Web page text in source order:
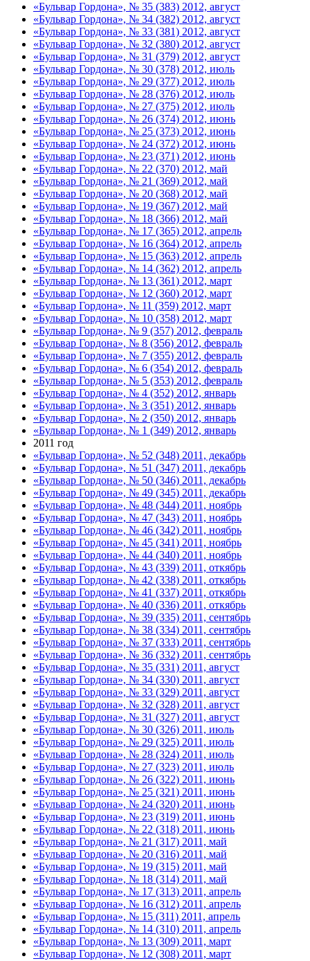
«Бульвар Гордона», № 35 (383) 2012, август
«Бульвар Гордона», № 34 (382) 2012, август
«Бульвар Гордона», № 33 (381) 2012, август
«Бульвар Гордона», № 32 (380) 2012, август
«Бульвар Гордона», № 31 (379) 2012, август
«Бульвар Гордона», № 30 (378) 2012, июль
«Бульвар Гордона», № 29 (377) 2012, июль
«Бульвар Гордона», № 28 (376) 2012, июль
«Бульвар Гордона», № 27 (375) 2012, июль
«Бульвар Гордона», № 26 (374) 2012, июнь
«Бульвар Гордона», № 25 (373) 2012, июнь
«Бульвар Гордона», № 24 (372) 2012, июнь
«Бульвар Гордона», № 23 (371) 2012, июнь
«Бульвар Гордона», № 22 (370) 2012, май
«Бульвар Гордона», № 21 (369) 2012, май
«Бульвар Гордона», № 20 (368) 2012, май
«Бульвар Гордона», № 19 (367) 2012, май
«Бульвар Гордона», № 18 (366) 2012, май
«Бульвар Гордона», № 17 (365) 2012, апрель
«Бульвар Гордона», № 16 (364) 2012, апрель
«Бульвар Гордона», № 15 (363) 2012, апрель
«Бульвар Гордона», № 14 (362) 2012, апрель
«Бульвар Гордона», № 13 (361) 2012, март
«Бульвар Гордона», № 12 (360) 2012, март
«Бульвар Гордона», № 11 (359) 2012, март
«Бульвар Гордона», № 10 (358) 2012, март
«Бульвар Гордона», № 9 (357) 2012, февраль
«Бульвар Гордона», № 8 (356) 2012, февраль
«Бульвар Гордона», № 7 (355) 2012, февраль
«Бульвар Гордона», № 6 (354) 2012, февраль
«Бульвар Гордона», № 5 (353) 2012, февраль
«Бульвар Гордона», № 4 (352) 2012, январь
«Бульвар Гордона», № 3 (351) 2012, январь
«Бульвар Гордона», № 2 (350) 2012, январь
«Бульвар Гордона», № 1 (349) 2012, январь
2011 год
«Бульвар Гордона», № 52 (348) 2011, декабрь
«Бульвар Гордона», № 51 (347) 2011, декабрь
«Бульвар Гордона», № 50 (346) 2011, декабрь
«Бульвар Гордона», № 49 (345) 2011, декабрь
«Бульвар Гордона», № 48 (344) 2011, ноябрь
«Бульвар Гордона», № 47 (343) 2011, ноябрь
«Бульвар Гордона», № 46 (342) 2011, ноябрь
«Бульвар Гордона», № 45 (341) 2011, ноябрь
«Бульвар Гордона», № 44 (340) 2011, ноябрь
«Бульвар Гордона», № 43 (339) 2011, откябрь
«Бульвар Гордона», № 42 (338) 2011, откябрь
«Бульвар Гордона», № 41 (337) 2011, откябрь
«Бульвар Гордона», № 40 (336) 2011, откябрь
«Бульвар Гордона», № 39 (335) 2011, сентябрь
«Бульвар Гордона», № 38 (334) 2011, сентябрь
«Бульвар Гордона», № 37 (333) 2011, сентябрь
«Бульвар Гордона», № 36 (332) 2011, сентябрь
«Бульвар Гордона», № 35 (331) 2011, август
«Бульвар Гордона», № 34 (330) 2011, август
«Бульвар Гордона», № 33 (329) 2011, август
«Бульвар Гордона», № 32 (328) 2011, август
«Бульвар Гордона», № 31 (327) 2011, август
«Бульвар Гордона», № 30 (326) 2011, июль
«Бульвар Гордона», № 29 (325) 2011, июль
«Бульвар Гордона», № 28 (324) 2011, июль
«Бульвар Гордона», № 27 (323) 2011, июль
«Бульвар Гордона», № 26 (322) 2011, июнь
«Бульвар Гордона», № 25 (321) 2011, июнь
«Бульвар Гордона», № 24 (320) 2011, июнь
«Бульвар Гордона», № 23 (319) 2011, июнь
«Бульвар Гордона», № 22 (318) 2011, июнь
«Бульвар Гордона», № 21 (317) 2011, май
«Бульвар Гордона», № 20 (316) 2011, май
«Бульвар Гордона», № 19 (315) 2011, май
«Бульвар Гордона», № 18 (314) 2011, май
«Бульвар Гордона», № 17 (313) 2011, апрель
«Бульвар Гордона», № 16 (312) 2011, апрель
«Бульвар Гордона», № 15 (311) 2011, апрель
«Бульвар Гордона», № 14 (310) 2011, апрель
«Бульвар Гордона», № 13 (309) 2011, март
«Бульвар Гордона», № 12 (308) 2011, март